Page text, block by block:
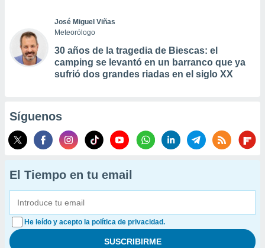
José Miguel Viñas
Meteorólogo
30 años de la tragedia de Biescas: el
camping se levantó en un barranco que ya
sufrió dos grandes riadas en el siglo XX
Síguenos
El Tiempo en tu email
He leído y acepto la política de privacidad.